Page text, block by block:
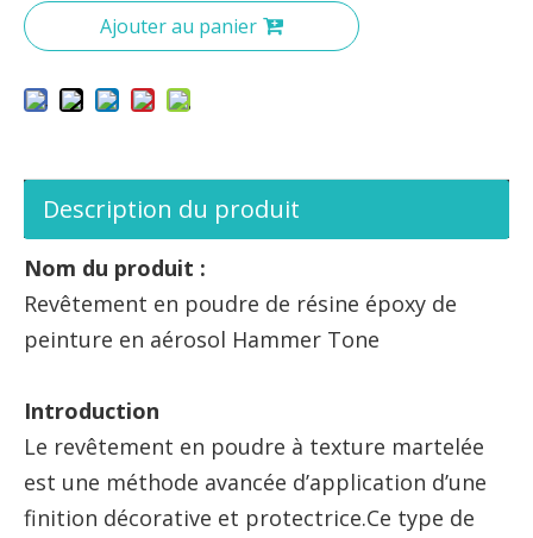
Ajouter au panier
Description du produit
Nom du produit :
Revêtement en poudre de résine époxy de
peinture en aérosol Hammer Tone
Introduction
Le revêtement en poudre à texture martelée
est une méthode avancée d’application d’une
finition décorative et protectrice.Ce type de